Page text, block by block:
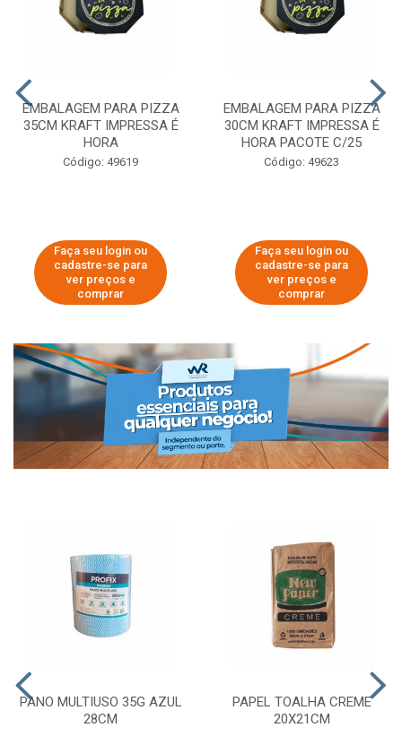
EMBALAGEM PARA PIZZA
35CM KRAFT IMPRESSA É
HORA
Código: 49619
Faça seu login ou
cadastre-se para
ver preços e
comprar
EMBALAGEM PARA PIZZA
30CM KRAFT IMPRESSA É
HORA PACOTE C/25
Código: 49623
Faça seu login ou
cadastre-se para
ver preços e
comprar
PANO MULTIUSO 35G AZUL
28CM
PAPEL TOALHA CREME
20X21CM